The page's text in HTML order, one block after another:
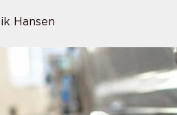
Hansen